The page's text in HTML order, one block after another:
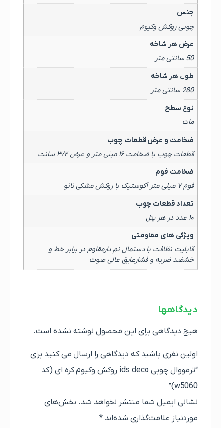
جنس
چوبی روکش وکیوم
عرض هر شاخه
50 سانتی متر
طول هر شاخه
280 سانتی متر
نوع سطح
مات
ضخامت و عرض قطعات چوب
قطعات چوب با ضخامت ۱۶ میلی متر و عرض ۳/۲ سانت
ضخامت فوم
فوم ۷ میلی متر آکوستیک با روکش مشکی نانو
تعداد قطعات چوب
۱۰ عدد در هر پنل
ویژگی های مقاومتی
قابلیت نظافت با دستمال نم دارمقاوم در برابر خط و
خشضد ضربه و فشارعایق عالی صوت
دیدگاهها
هیچ دیدگاهی برای این محصول نوشته نشده است.
اولین نفری باشید که دیدگاهی را ارسال می کنید برای
“ترمووال چوبی ids deco روکش وکیوم کره ای (کد
w5060)”
نشانی ایمیل شما منتشر نخواهد شد. بخش‌های
موردنیاز علامت‌گذاری شده‌اند *